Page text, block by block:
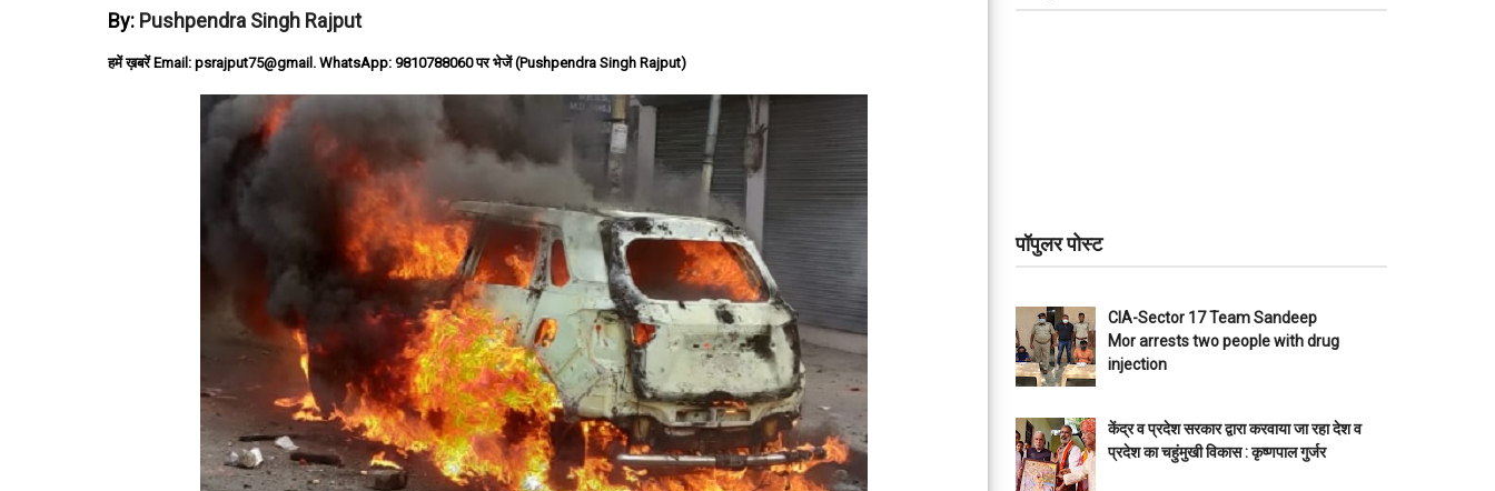
By: Pushpendra Singh Rajput
हमें ख़बरें Email: psrajput75@gmail. WhatsApp: 9810788060 पर भेजें (Pushpendra Singh Rajput)
पॉपुलर पोस्ट
CIA-Sector 17 Team Sandeep
Mor arrests two people with drug
injection
केंद्र व प्रदेश सरकार द्वारा करवाया जा रहा देश व
प्रदेश का चहुंमुखी विकास : कृष्णपाल गुर्जर